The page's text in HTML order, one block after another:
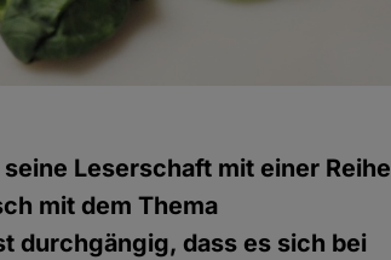
Leserschaft mit einer Reihe
mit dem Thema
durchgängig, dass es sich bei